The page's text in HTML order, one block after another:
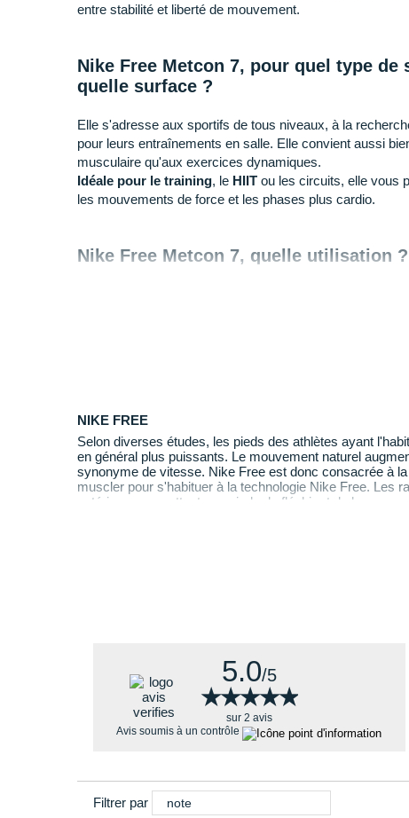
entre stabilité et liberté de mouvement.
Nike Free Metcon 7, pour quel type
quelle surface ?
Elle s'adresse aux sportifs de tous niveaux, à la
pour leurs entraînements en salle. Elle convient aussi
musculaire qu'aux exercices dynamiques.
Idéale pour le training, le HIIT ou les circuits, elle vous
les mouvements de force et les phases plus cardio.
Nike Free Metcon 7, quelle utilisation ?
Elle vous permet de profiter de :
Une semelle pensée pour offrir un équilibre entre
mouvements.
NIKE FREE
Selon diverses études, les pieds des athlètes ayant
en général plus puissants. Le mouvement naturel
synonyme de vitesse. Nike Free est donc consacrée à
muscler pour s'habituer à la technologie Nike Free. Les
extérieure permettent aux pieds de fléchir et de bouger
5.0/5
★★★★★
★★★★★
sur 2 avis
Avis soumis à un contrôle
Filtrer par note